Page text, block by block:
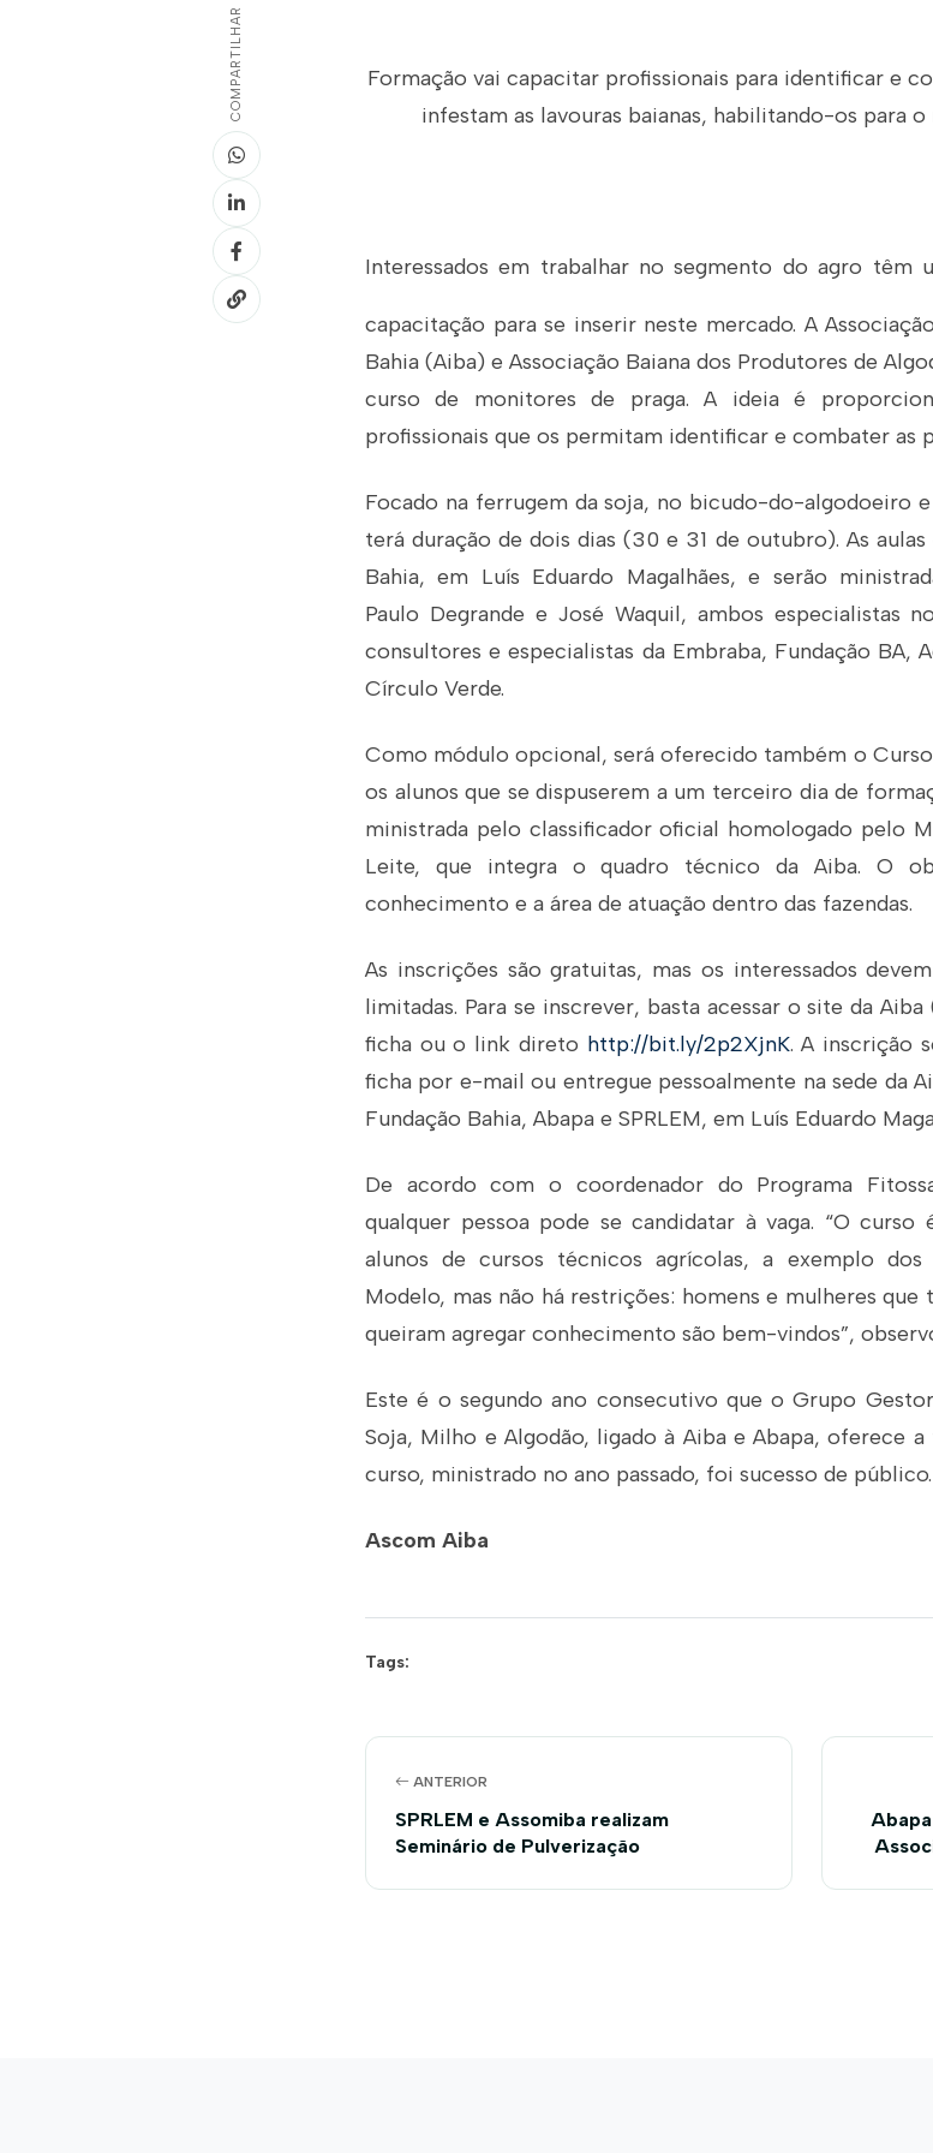
COMPARTILHAR
Formação vai capacitar profissionais para identificar e
infestam as lavouras baianas, habilitando-os para
Interessados em trabalhar no segmento do agro têm
capacitação para se inserir neste mercado. A
Bahia (Aiba) e Associação Baiana dos Produtores de
curso de monitores de praga. A ideia é
profissionais que os permitam identificar e combater as
Focado na ferrugem da soja, no bicudo-do-algodoeiro
terá duração de dois dias (30 e 31 de outubro). As
Bahia, em Luís Eduardo Magalhães, e serão
Paulo Degrande e José Waquil, ambos especialistas
consultores e especialistas da Embraba, Fundação BA,
Círculo Verde.
Como módulo opcional, será oferecido também o
os alunos que se dispuserem a um terceiro dia de
ministrada pelo classificador oficial homologado pelo
Leite, que integra o quadro técnico da Aiba. O
conhecimento e a área de atuação dentro das fazendas.
As inscrições são gratuitas, mas os interessados
limitadas. Para se inscrever, basta acessar o site da Aiba
ficha ou o link direto http://bit.ly/2p2XjnK. A inscrição
ficha por e-mail ou entregue pessoalmente na sede da
Fundação Bahia, Abapa e SPRLEM, em Luís Eduardo
De acordo com o coordenador do Programa
qualquer pessoa pode se candidatar à vaga. “O
alunos de cursos técnicos agrícolas, a exemplo dos
Modelo, mas não há restrições: homens e mulheres que
queiram agregar conhecimento são bem-vindos”,
Este é o segundo ano consecutivo que o Grupo
Soja, Milho e Algodão, ligado à Aiba e Abapa, oferece
curso, ministrado no ano passado, foi sucesso de público.
Ascom Aiba
Tags:
ANTERIOR
SPRLEM e Assomiba realizam
Seminário de Pulverização